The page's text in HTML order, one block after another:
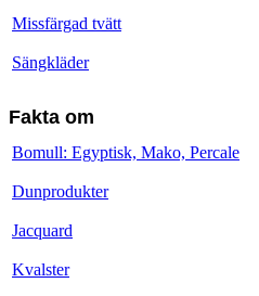
Missfärgad tvätt
Sängkläder
Fakta om
Bomull: Egyptisk, Mako, Percale
Dunprodukter
Jacquard
Kvalster